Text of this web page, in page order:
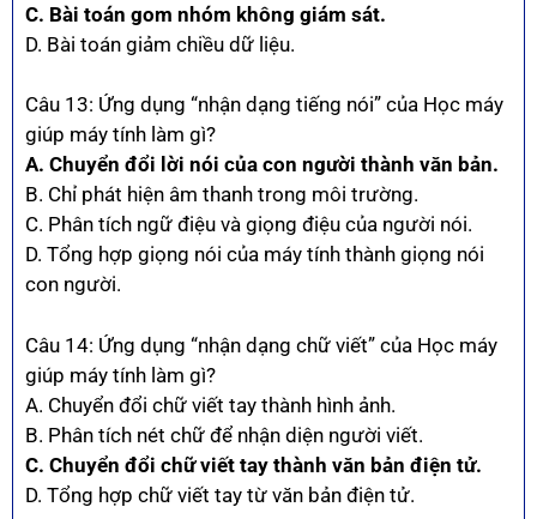
C. Bài toán gom nhóm không giám sát.
D. Bài toán giảm chiều dữ liệu.
Câu 13: Ứng dụng “nhận dạng tiếng nói” của Học máy
giúp máy tính làm gì?
A. Chuyển đổi lời nói của con người thành văn bản.
B. Chỉ phát hiện âm thanh trong môi trường.
C. Phân tích ngữ điệu và giọng điệu của người nói.
D. Tổng hợp giọng nói của máy tính thành giọng nói
con người.
Câu 14: Ứng dụng “nhận dạng chữ viết” của Học máy
giúp máy tính làm gì?
A. Chuyển đổi chữ viết tay thành hình ảnh.
B. Phân tích nét chữ để nhận diện người viết.
C. Chuyển đổi chữ viết tay thành văn bản điện tử.
D. Tổng hợp chữ viết tay từ văn bản điện tử.